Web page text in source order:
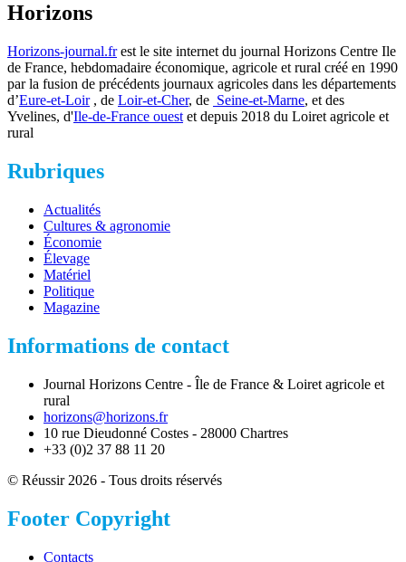
Horizons
Horizons-journal.frest le site internet du journal Horizons Centre Ile
de France, hebdomadaire économique, agricole et rural créé en 1990
par la fusion de précédents journaux agricoles dans les départements
d’Eure-et-Loir, de Loir-et-Cher, de Seine-et-Marne, et des
Yvelines, d'Ile-de-France ouest et depuis 2018 du Loiret agricole et
rural
Rubriques
Actualités
Cultures & agronomie
Économie
Élevage
Matériel
Politique
Magazine
Informations de contact
Journal Horizons Centre - Île de France & Loiret agricole et
rural
horizons@horizons.fr
10 rue Dieudonné Costes - 28000 Chartres
+33 (0)2 37 88 11 20
© Réussir 2026 - Tous droits réservés
Footer Copyright
Contacts